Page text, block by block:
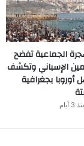
الجماعية تفضح
الإسباني وتكشف
أوروبا بجغرافية
3 أيام